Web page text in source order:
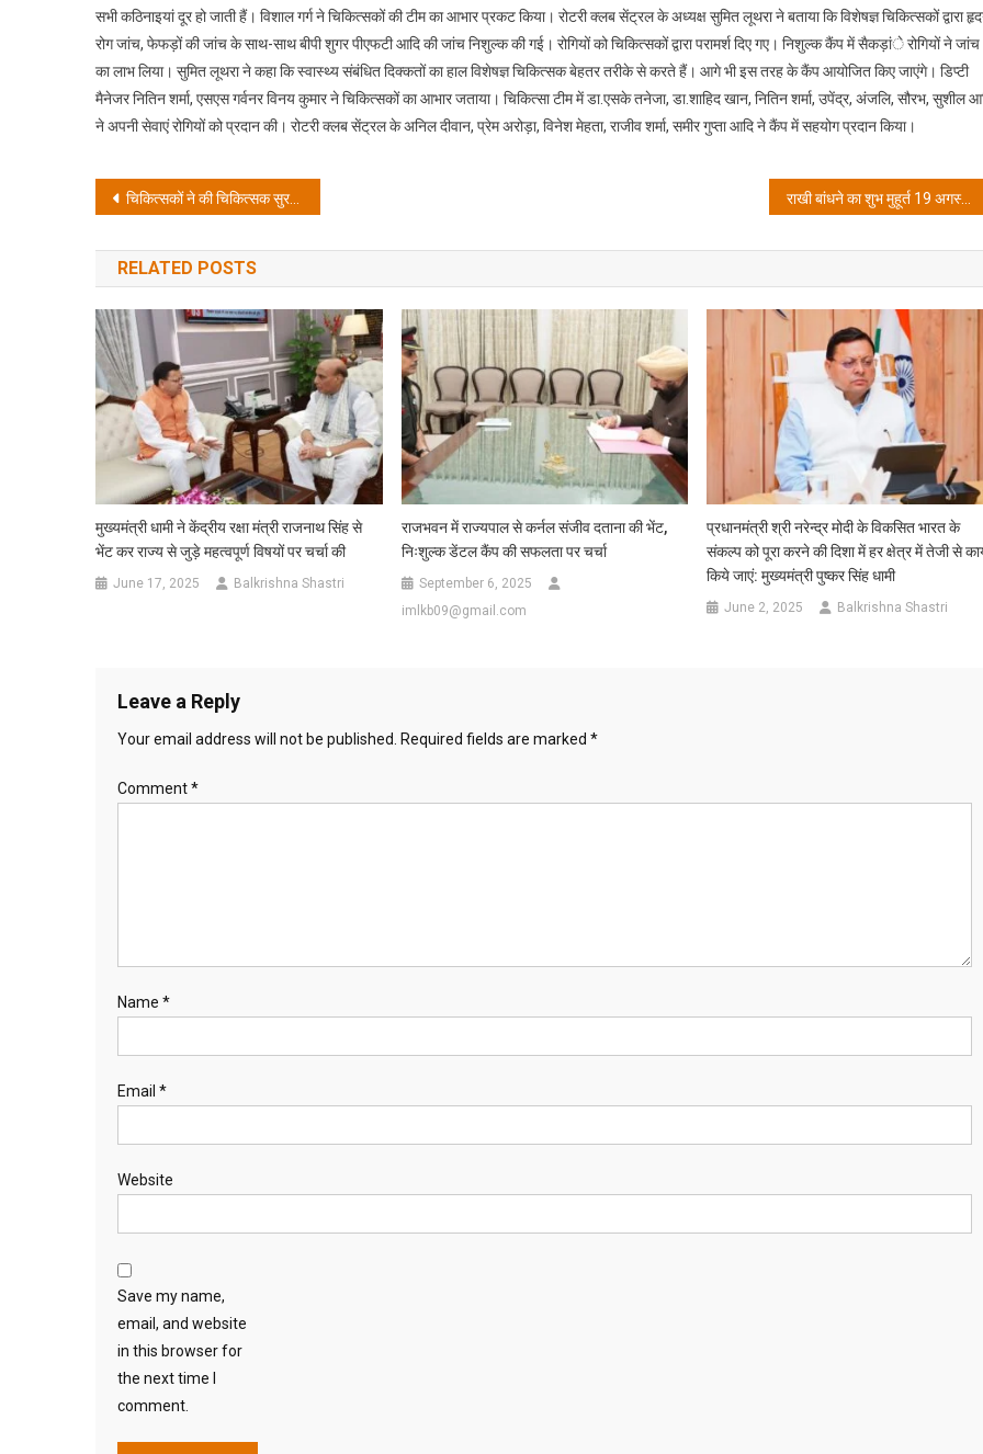
विशेष
ध्यान
रखना
गर्ग
सभी कठिनाइयां दूर हो जाती हैं। विशाल गर्ग ने चिकित्सकों की टीम का आभार प्रकट किया। रोटरी क्लब सेंट्रल के अध्यक्ष सुमित लूथरा ने बताया कि विशेषज्ञ चिकित्सकों द्वारा
रोग जांच, फेफड़ों की जांच के साथ-साथ बीपी शुगर पीएफटी आदि की जांच निशुल्क की गई। रोगियों को चिकित्सकों द्वारा परामर्श दिए गए। निशुल्क कैंप में सैकड़ांे रोगियों ने जांच
का लाभ लिया। सुमित लूथरा ने कहा कि स्वास्थ्य संबंधित दिक्कतों का हाल विशेषज्ञ चिकित्सक बेहतर तरीके से करते हैं। आगे भी इस तरह के कैंप आयोजित किए जाएंगे। डिप्टी
मैनेजर नितिन शर्मा, एसएस गर्वनर विनय कुमार ने चिकित्सकों का आभार जताया। चिकित्सा टीम में डा.एसके तनेजा, डा.शाहिद खान, नितिन शर्मा, उपेंद्र, अंजलि, सौरभ, सुशील
ने अपनी सेवाएं रोगियों को प्रदान की। रोटरी क्लब सेंट्रल के अनिल दीवान, प्रेम अरोड़ा, विनेश मेहता, राजीव शर्मा, समीर गुप्ता आदि ने कैंप में सहयोग प्रदान किया।
Post
navigation
चिकित्सकों ने की चिकित्सक सुरक्षा प्रोटोकॉल की मांग राखी बांधने का शुभ मुहूर्त 19 अगस्त सोमवार दोपहर 01 बजकर 31 मिनट के बाद पूरा दिन शुभ
RELATED POSTS
मुख्यमंत्री धामी ने केंद्रीय रक्षा मंत्री राजनाथ सिंह से
भेंट कर राज्य से जुड़े महत्वपूर्ण विषयों पर चर्चा की
June 17, 2025 Balkrishna Shastri
राजभवन में राज्यपाल से कर्नल संजीव दताना की भेंट,
निःशुल्क डेंटल कैंप की सफलता पर चर्चा
September 6, 2025
imlkb09@gmail.com
प्रधानमंत्री श्री नरेन्द्र मोदी के विकसित भारत के
संकल्प को पूरा करने की दिशा में हर क्षेत्र में तेजी से
किये जाएं: मुख्यमंत्री पुष्कर सिंह धामी
June 2, 2025 Balkrishna Shastri
Leave a Reply
Your email address will not be published. Required fields are marked *
Comment*
Name *
Email *
Website
Save my name,
email, and website
in this browser for
the next time I
comment.